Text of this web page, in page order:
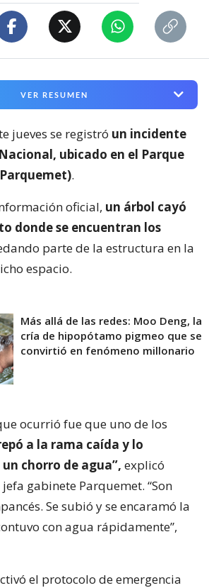
VER RESUMEN
jueves se registró un incidente
ubicado en el Parque
.
oficial, un árbol cayó
donde se encuentran los
parte de la estructura en la
espacio.
Más allá de las redes: Moo Deng, la
cría de hipopótamo pigmeo que se
convirtió en fenómeno millonario
ocurrió fue que uno de los
a la rama caída y lo
chorro de agua”, explicó
gabinete Parquemet. “Son
Se subió y se encaramó la
con agua rápidamente”,
el protocolo de emergencia